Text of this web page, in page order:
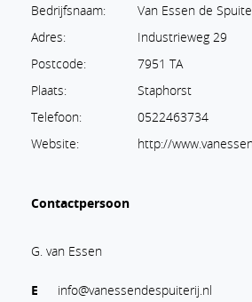
Bedrijfsnaam:
Van Essen de
Adres:
Industrieweg 29
Postcode:
7951 TA
Plaats:
Staphorst
Telefoon:
0522463734
Website:
http://
Contactpersoon
G. van Essen
E
info@vanessendespuiterij.nl